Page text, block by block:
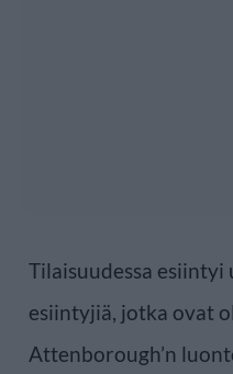
Tilaisuudessa esiintyi
esiintyjiä, jotka ovat
Attenborough’n